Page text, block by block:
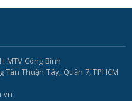
MTV Công Bình
Thuận Tây, Quận 7, TPHCM